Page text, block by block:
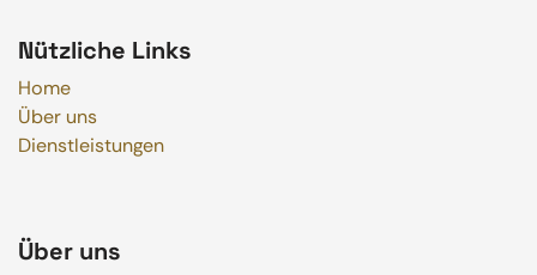
Nützliche Links
Home
Über uns
Dienstleistungen
Über uns